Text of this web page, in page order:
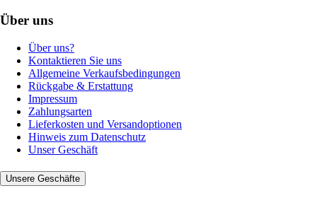
Über uns
Über uns?
Kontaktieren Sie uns
Allgemeine Verkaufsbedingungen
Rückgabe & Erstattung
Impressum
Zahlungsarten
Lieferkosten und Versandoptionen
Hinweis zum Datenschutz
Unser Geschäft
Unsere Geschäfte